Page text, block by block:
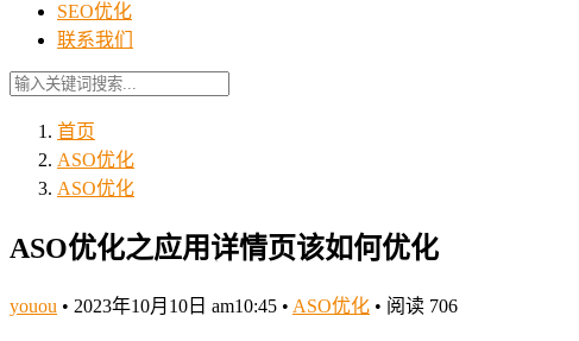
SEO优化
联系我们
首页
ASO优化
ASO优化
ASO优化之应用详情页该如何优化
youou • 2023年10月10日 am10:45 • ASO优化 • 阅读 706